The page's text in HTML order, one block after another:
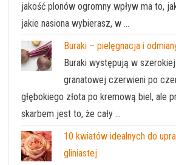
jakość plonów ogromny wpływ ma to,
jakie nasiona wybierasz, w …
Buraki – pielęgnacja i
Buraki występują w
granatowej czerwieni po
głębokiego złota po kremową biel, ale
skarbem jest to, że cały …
10 kwiatów idealnych do
gliniastej